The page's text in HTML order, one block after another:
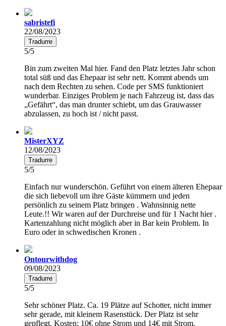
sabristefi
22/08/2023
Tradurre
5/5
Bin zum zweiten Mal hier. Fand den Platz letztes Jahr schon
total süß und das Ehepaar ist sehr nett. Kommt abends um
nach dem Rechten zu sehen. Code per SMS funktioniert
wunderbar. Einziges Problem je nach Fahrzeug ist, dass das
„Gefährt“, das man drunter schiebt, um das Grauwasser
abzulassen, zu hoch ist / nicht passt.
MisterXYZ
12/08/2023
Tradurre
5/5
Einfach nur wunderschön. Geführt von einem älteren Ehepaar
die sich liebevoll um ihre Gäste kümmern und jeden
persönlich zu seinem Platz bringen . Wahnsinnig nette
Leute.!! Wir waren auf der Durchreise und für 1 Nacht hier .
Kartenzahlung nicht möglich aber in Bar kein Problem. In
Euro oder in schwedischen Kronen .
Ontourwithdog
09/08/2023
Tradurre
5/5
Sehr schöner Platz. Ca. 19 Plätze auf Schotter, nicht immer
sehr gerade, mit kleinem Rasenstück. Der Platz ist sehr
gepflegt. Kosten: 10€ ohne Strom und 14€ mit Strom.